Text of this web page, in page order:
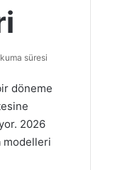
süresi
döneme
2026
modelleri